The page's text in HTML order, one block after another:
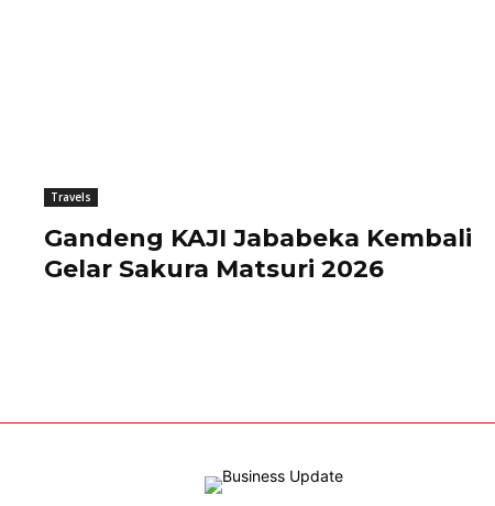
Travels
Gandeng KAJI Jababeka Kembali
Gelar Sakura Matsuri 2026